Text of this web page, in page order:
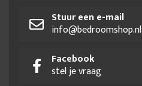
Stuur een e-mail
info@bedroomshop.nl
Facebook
stel je vraag